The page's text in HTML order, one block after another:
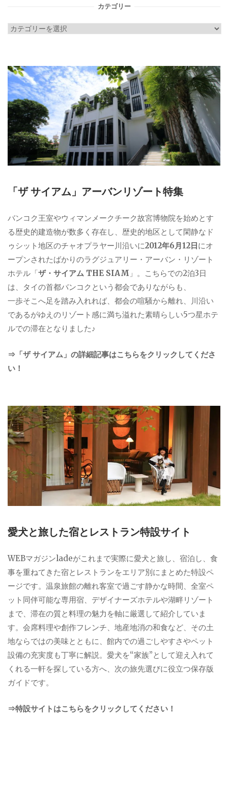
カテゴリー
カ
リ
ー
「ザ サイアム」アーバンリゾート特集
バンコク王室やウィマンメークチーク故宮博物院を始めとす
る歴史的建造物が数多く存在し、歴史的地区として閑静なド
ゥシット地区のチャオプラヤー川沿いに2012年6月12日にオ
ープンされたばかりのラグジュアリー・アーバン・リゾート
ホテル「ザ・サイアム THE SIAM 」。こちらでの2泊3日
は、タイの首都バンコクという都会でありながらも、
一歩そこへ足を踏み入れれば、都会の喧騒から離れ、川沿い
であるがゆえのリゾート感に満ち溢れた素晴らしい5つ星ホテ
ルでの滞在となりました♪
⇒「ザ サイアム」の詳細記事はこちらをクリックしてくださ
い！
愛犬と旅した宿とレストラン特設サイト
WEBマガジンladeがこれまで実際に愛犬と旅し、宿泊し、食
事を重ねてきた宿とレストランをエリア別にまとめた特設ペ
ージです。温泉旅館の離れ客室で過ごす静かな時間、全室ペ
ット同伴可能な専用宿、デザイナーズホテルや湖畔リゾート
まで、滞在の質と料理の魅力を軸に厳選して紹介していま
す。会席料理や創作フレンチ、地産地消の和食など、その土
地ならではの美味とともに、館内での過ごしやすさやペット
設備の充実度も丁寧に解説。愛犬を“家族”として迎え入れて
くれる一軒を探している方へ、次の旅先選びに役立つ保存版
ガイドです。
⇒特設サイトはこちらをクリックしてください！